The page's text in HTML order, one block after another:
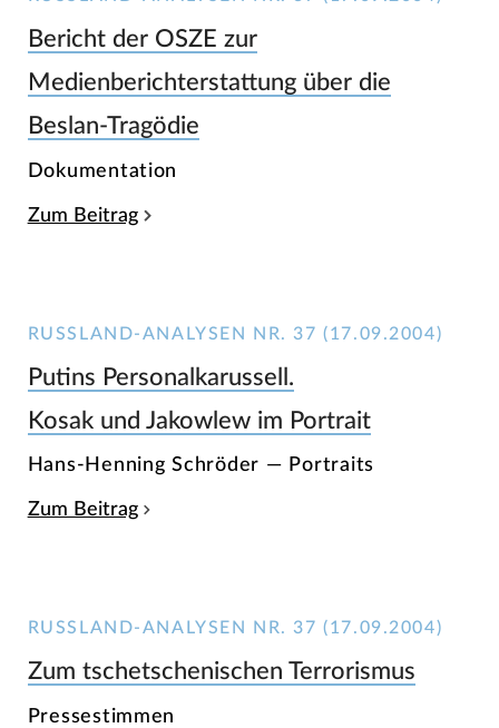
Bericht der OSZE zur
Medienberichterstattung über die
Beslan-Tragödie
Dokumentation
Zum Beitrag
RUSSLAND-ANALYSEN NR. 37 (17.09.2004)
Putins Personalkarussell.
Kosak und Jakowlew im Portrait
Hans-Henning Schröder — Portraits
Zum Beitrag
RUSSLAND-ANALYSEN NR. 37 (17.09.2004)
Zum tschetschenischen Terrorismus
Pressestimmen